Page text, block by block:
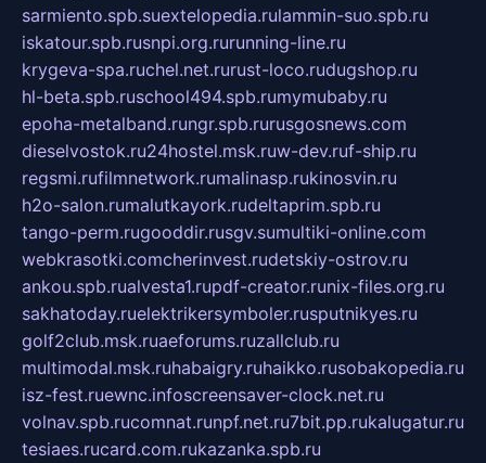
sarmiento.spb.suextelopedia.rulammin-suo.spb.ru
iskatour.spb.rusnpi.org.rurunning-line.ru
krygeva-spa.ruchel.net.rurust-loco.rudugshop.ru
hl-beta.spb.ruschool494.spb.rumymubaby.ru
epoha-metalband.rungr.spb.rurusgosnews.com
dieselvostok.ru24hostel.msk.ruw-dev.ruf-ship.ru
regsmi.rufilmnetwork.rumalinasp.rukinosvin.ru
h2o-salon.rumalutkayork.rudeltaprim.spb.ru
tango-perm.rugooddir.rusgv.sumultiki-online.com
webkrasotki.comcherinvest.rudetskiy-ostrov.ru
ankou.spb.rualvesta1.rupdf-creator.runix-files.org.ru
sakhatoday.ruelektrikersymboler.rusputnikyes.ru
golf2club.msk.ruaeforums.ruzallclub.ru
multimodal.msk.ruhabaigry.ruhaikko.rusobakopedia.ru
isz-fest.ruewnc.infoscreensaver-clock.net.ru
volnav.spb.rucomnat.runpf.net.ru7bit.pp.rukalugatur.ru
tesiaes.rucard.com.rukazanka.spb.ru